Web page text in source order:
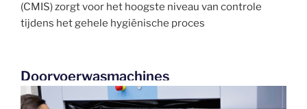
(CMIS) zorgt voor het hoogste niveau van controle
tijdens het gehele hygiënische proces
Doorvoerwasmachines